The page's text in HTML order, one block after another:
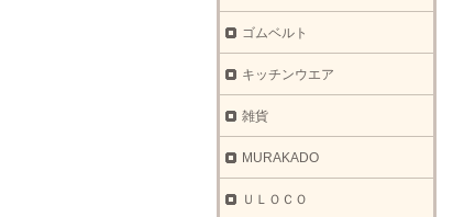
ゴムベルト
キッチンウエア
雑貨
MURAKADO
ＵＬＯＣＯ